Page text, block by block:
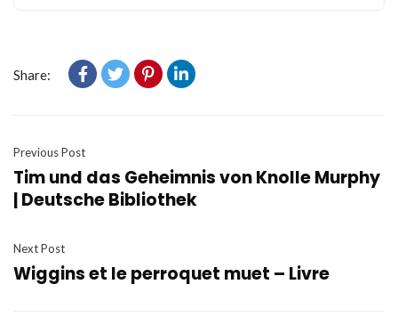
Share:
Previous Post
Tim und das Geheimnis von Knolle Murphy
| Deutsche Bibliothek
Next Post
Wiggins et le perroquet muet – Livre